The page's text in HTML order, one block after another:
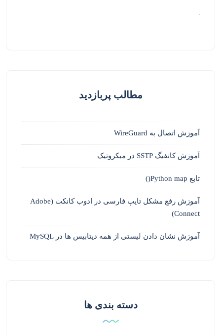
مطالب پربازدید
آموزش اتصال به WireGuard
آموزش کانفیگ SSTP در میکروتیک
تابع Python map()
آموزش رفع مشکل تایپ فارسی در ادوب کانکت (Adobe
Connect)
آموزش نشان دادن لیستی از همه دیتابیس ها در MySQL
دسته بندی ها